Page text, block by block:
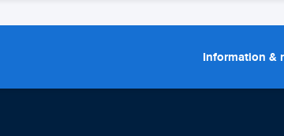
Information &